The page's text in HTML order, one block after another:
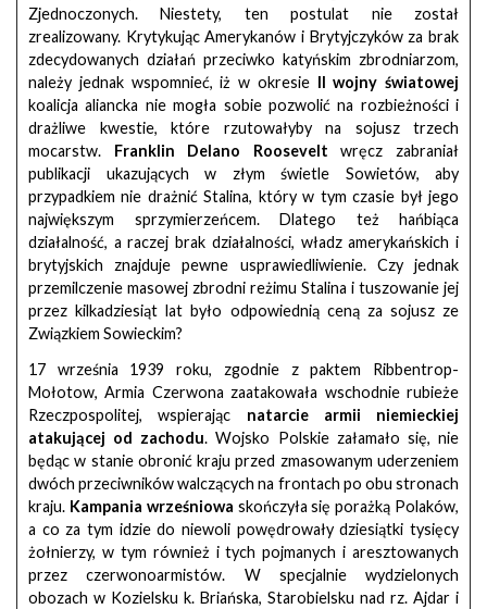
Zjednoczonych. Niestety, ten postulat nie został
zrealizowany. Krytykując Amerykanów i Brytyjczyków za brak
zdecydowanych działań przeciwko katyńskim zbrodniarzom,
należy jednak wspomnieć, iż w okresie II wojny światowej
koalicja aliancka nie mogła sobie pozwolić na rozbieżności i
drażliwe kwestie, które rzutowałyby na sojusz trzech
mocarstw. Franklin Delano Roosevelt wręcz zabraniał
publikacji ukazujących w złym świetle Sowietów, aby
przypadkiem nie drażnić Stalina, który w tym czasie był jego
największym sprzymierzeńcem. Dlatego też hańbiąca
działalność, a raczej brak działalności, władz amerykańskich i
brytyjskich znajduje pewne usprawiedliwienie. Czy jednak
przemilczenie masowej zbrodni reżimu Stalina i tuszowanie jej
przez kilkadziesiąt lat było odpowiednią ceną za sojusz ze
Związkiem Sowieckim?
17 września 1939 roku, zgodnie z paktem Ribbentrop-
Mołotow, Armia Czerwona zaatakowała wschodnie rubieże
Rzeczpospolitej, wspierając natarcie armii niemieckiej
atakującej od zachodu. Wojsko Polskie załamało się, nie
będąc w stanie obronić kraju przed zmasowanym uderzeniem
dwóch przeciwników walczących na frontach po obu stronach
kraju. Kampania wrześniowa skończyła się porażką Polaków,
a co za tym idzie do niewoli powędrowały dziesiątki tysięcy
żołnierzy, w tym również i tych pojmanych i aresztowanych
przez czerwonoarmistów. W specjalnie wydzielonych
obozach w Kozielsku k. Briańska, Starobielsku nad rz. Ajdar i